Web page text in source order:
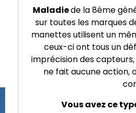
Maladiede la 8éme
sur toutes les marques
manettes utilisent un
ceux-ci ont tous un
imprécision des
ne fait aucune action,
Vous avez ce